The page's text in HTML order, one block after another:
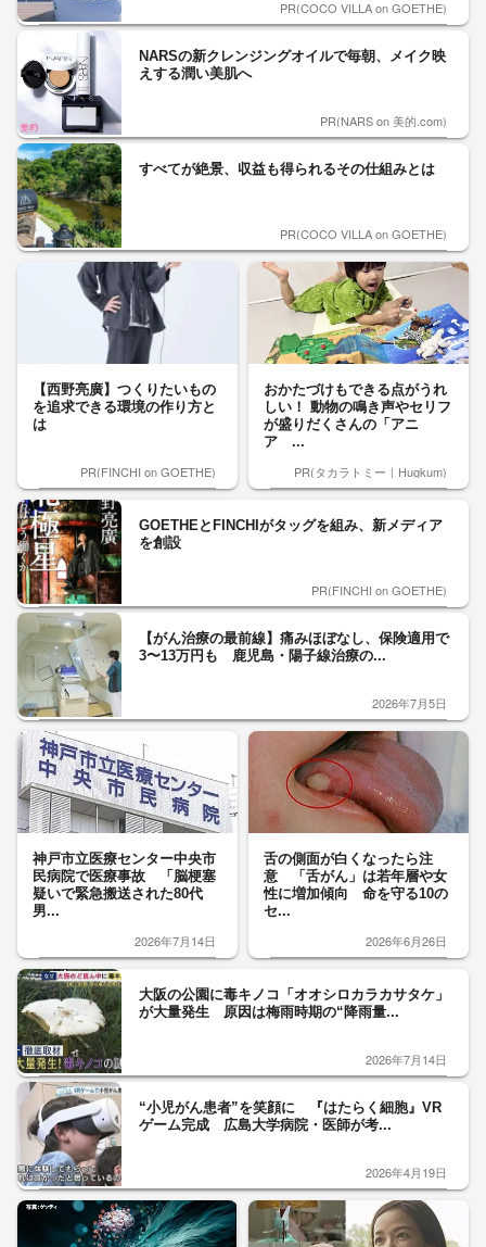
PR(COCO VILLA on GOETHE)
NARSの新クレンジングオイルで毎朝、メイク映
えする潤い美肌へ
PR(NARS on 美的.com)
すべてが絶景、収益も得られるその仕組みとは
PR(COCO VILLA on GOETHE)
【西野亮廣】つくりたいもの
を追求できる環境の作り方と
は
PR(FINCHI on GOETHE)
おかたづけもできる点がうれ
しい！ 動物の鳴き声やセリフ
が盛りだくさんの「アニ
ア ...
PR(タカラトミー｜Hugkum)
GOETHEとFINCHIがタッグを組み、新メディア
を創設
PR(FINCHI on GOETHE)
【がん治療の最前線】痛みほぼなし、保険適用で
3〜13万円も 鹿児島・陽子線治療の...
2026年7月5日
神戸市立医療センター中央市
民病院で医療事故 「脳梗塞
疑いで緊急搬送された80代
男...
2026年7月14日
舌の側面が白くなったら注
意 「舌がん」は若年層や女
性に増加傾向 命を守る10の
セ...
2026年6月26日
大阪の公園に毒キノコ「オオシロカラカサタケ」
が大量発生 原因は梅雨時期の“降雨量...
2026年7月14日
“小児がん患者”を笑顔に 『はたらく細胞』VR
ゲーム完成 広島大学病院・医師が考...
2026年4月19日